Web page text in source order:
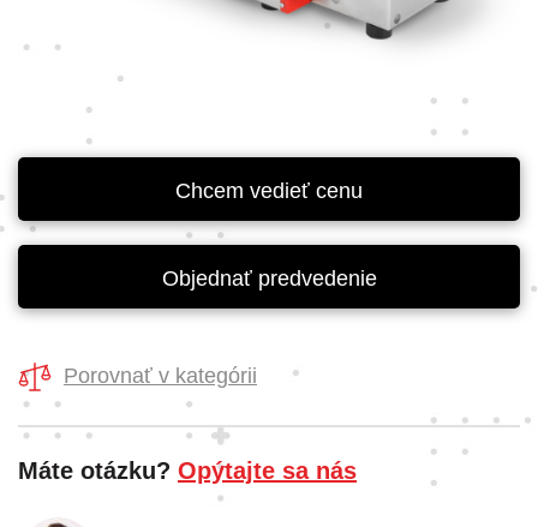
Chcem vedieť cenu
Objednať predvedenie
Porovnať v kategórii
Máte otázku? Opýtajte sa nás